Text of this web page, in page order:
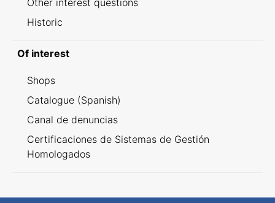
Other interest questions
Historic
Of interest
Shops
Catalogue (Spanish)
Canal de denuncias
Certificaciones de Sistemas de Gestión
Homologados